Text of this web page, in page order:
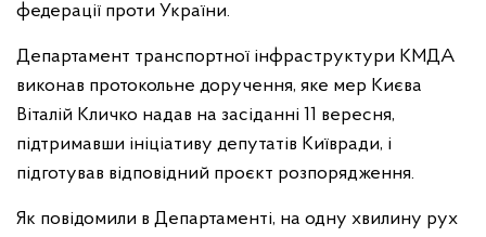
федерації проти України.
Департамент транспортної інфраструктури КМДА
виконав протокольне доручення, яке мер Києва
Віталій Кличко надав на засіданні 11 вересня,
підтримавши ініціативу депутатів Київради, і
підготував відповідний проєкт розпорядження.
Як повідомили в Департаменті, на одну хвилину рух